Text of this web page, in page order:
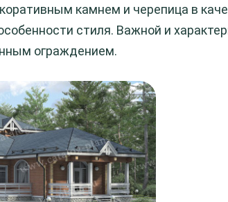
камнем и черепица в
стиля. Важной и
ограждением.